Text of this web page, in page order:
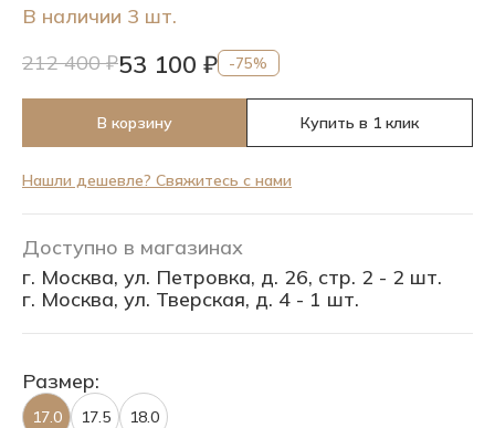
В наличии 3 шт.
212 400 ₽53 100 ₽ -75%
В корзину Купить в 1 клик
Нашли дешевле? Свяжитесь с нами
Доступно в магазинах
г. Москва, ул. Петровка, д. 26, стр. 2 - 2 шт.
г. Москва, ул. Тверская, д. 4 - 1 шт.
Размер:
17.0 17.5 18.0